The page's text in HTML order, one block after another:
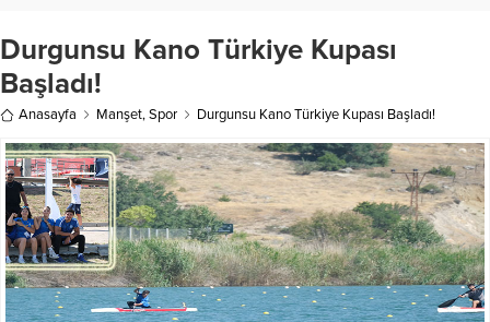
Durgunsu Kano Türkiye Kupası
Başladı!
Anasayfa Manşet,Spor Durgunsu Kano Türkiye Kupası Başladı!